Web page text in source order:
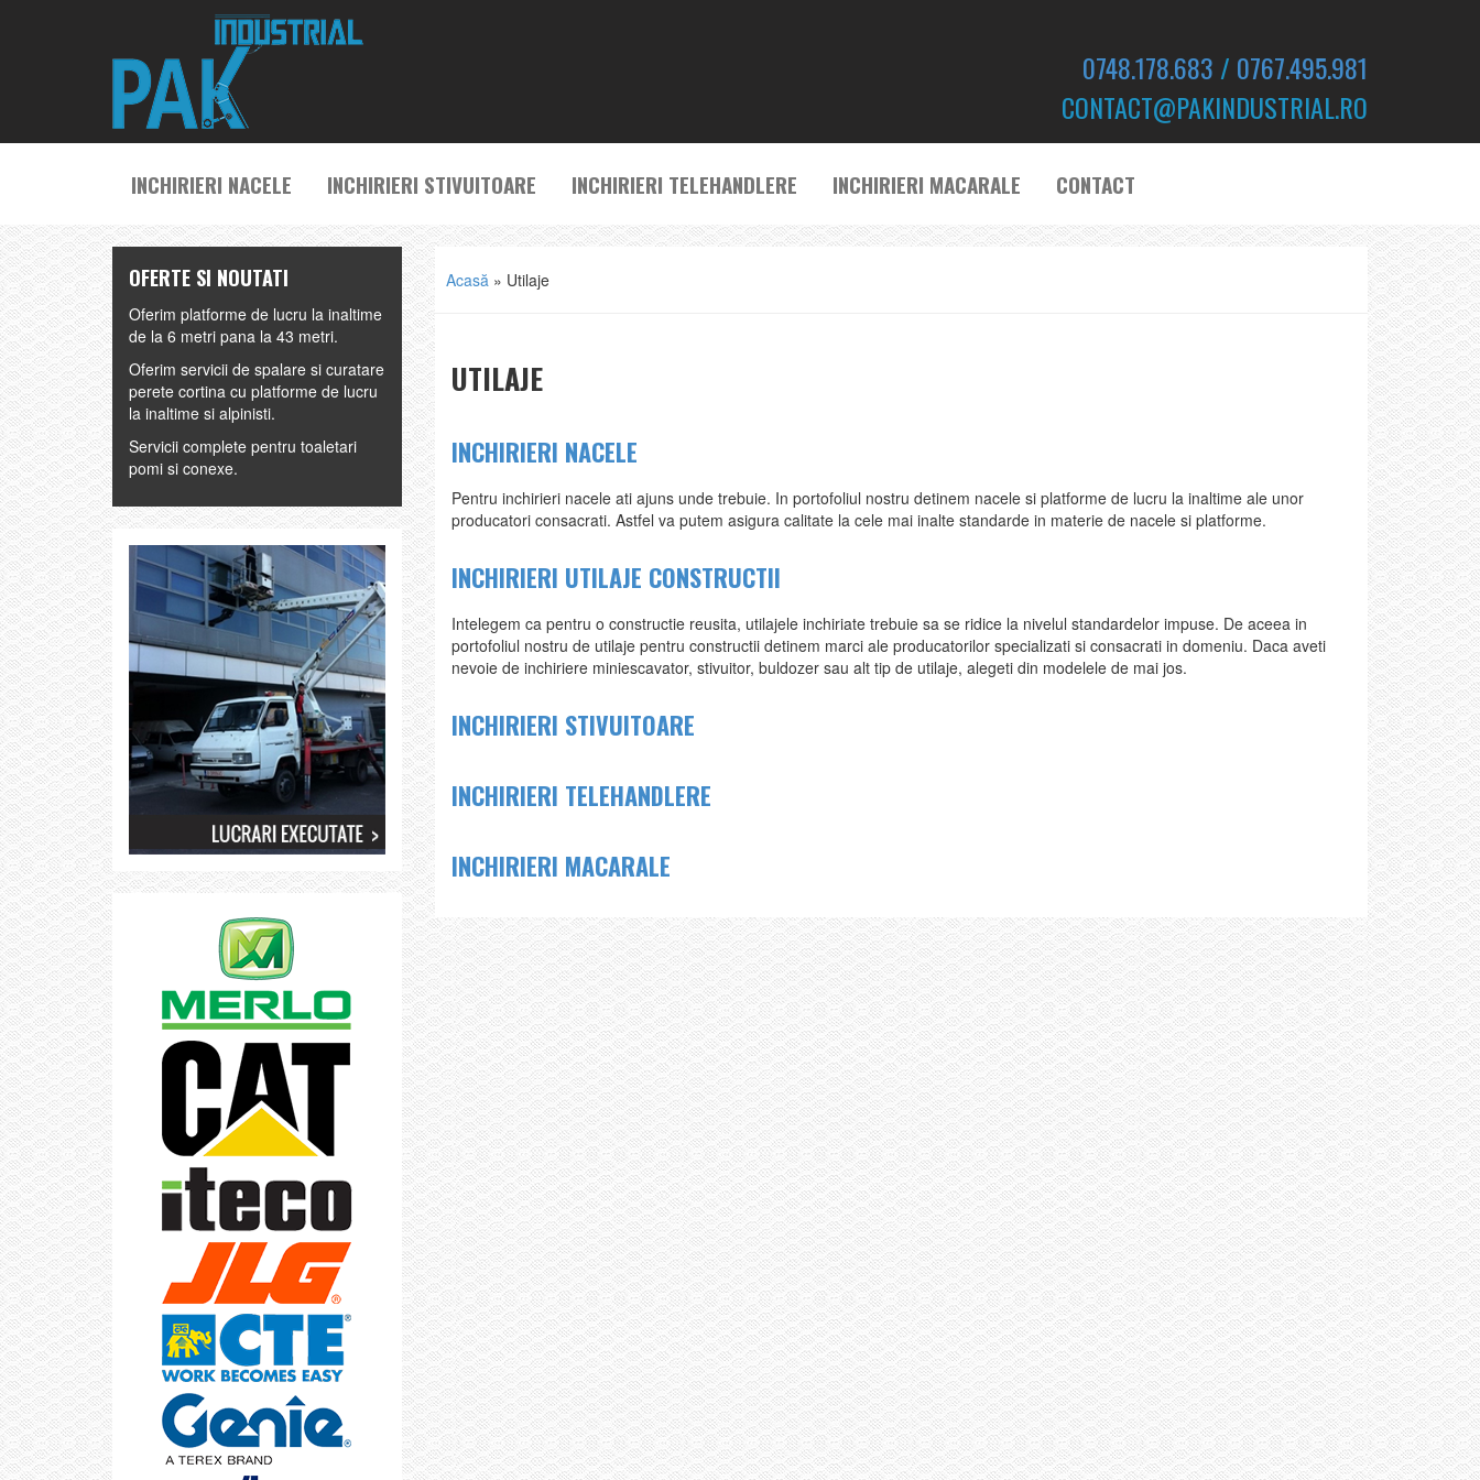
0748.178.683 / 0767.495.981
CONTACT@PAKINDUSTRIAL.RO
INCHIRIERI NACELE INCHIRIERI STIVUITOARE INCHIRIERI TELEHANDLERE INCHIRIERI MACARALE CONTACT
Acasă» Utilaje
UTILAJE
INCHIRIERI NACELE
Pentru inchirieri nacele ati ajuns unde trebuie. In portofoliul nostru detinem nacele si platforme de lucru la inaltime ale unor
producatori consacrati. Astfel va putem asigura calitate la cele mai inalte standarde in materie de nacele si platforme.
INCHIRIERI UTILAJE CONSTRUCTII
Intelegem ca pentru o constructie reusita, utilajele inchiriate trebuie sa se ridice la nivelul standardelor impuse. De aceea in
portofoliul nostru de utilaje pentru constructii detinem marci ale producatorilor specializati si consacrati in domeniu. Daca aveti
nevoie de inchiriere miniescavator, stivuitor, buldozer sau alt tip de utilaje, alegeti din modelele de mai jos.
INCHIRIERI STIVUITOARE
INCHIRIERI TELEHANDLERE
INCHIRIERI MACARALE
OFERTE SI NOUTATI
Oferim platforme de lucru la inaltime
de la 6 metri pana la 43 metri.
Oferim servicii de spalare si curatare
perete cortina cu platforme de lucru
la inaltime si alpinisti.
Servicii complete pentru toaletari
pomi si conexe.